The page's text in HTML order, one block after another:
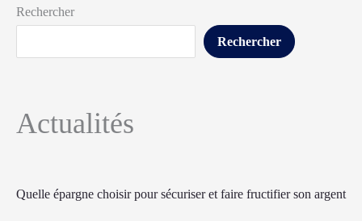
Rechercher
Rechercher
Actualités
Quelle épargne choisir pour sécuriser et faire fructifier son argent